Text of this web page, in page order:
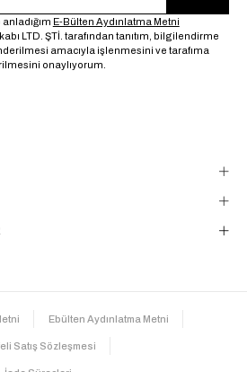
E-Bülten Aydınlatma Metni
LTD. ŞTİ. tarafından tanıtım, bilgilendirme
amacıyla işlenmesini ve tarafıma
onaylıyorum.
Ebülten Aydınlatma Metni
Satış Sözleşmesi